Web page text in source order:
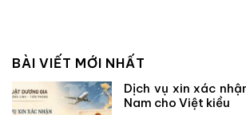
BÀI VIẾT MỚI NHẤT
Dịch vụ xin xác
Nam cho Việt kiều